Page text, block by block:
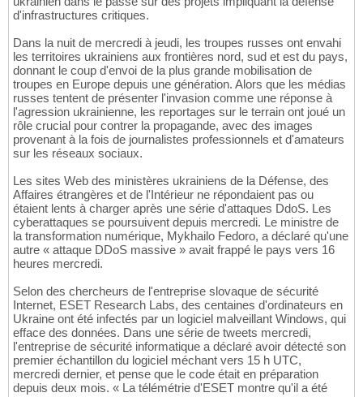
d'infrastructures critiques.
Dans la nuit de mercredi à jeudi, les troupes russes ont envahi
les territoires ukrainiens aux frontières nord, sud et est du pays,
donnant le coup d'envoi de la plus grande mobilisation de
troupes en Europe depuis une génération. Alors que les médias
russes tentent de présenter l'invasion comme une réponse à
l'agression ukrainienne, les reportages sur le terrain ont joué un
rôle crucial pour contrer la propagande, avec des images
provenant à la fois de journalistes professionnels et d'amateurs
sur les réseaux sociaux.
Les sites Web des ministères ukrainiens de la Défense, des
Affaires étrangères et de l'Intérieur ne répondaient pas ou
étaient lents à charger après une série d'attaques DdoS. Les
cyberattaques se poursuivent depuis mercredi. Le ministre de
la transformation numérique, Mykhailo Fedoro, a déclaré qu'une
autre « attaque DDoS massive » avait frappé le pays vers 16
heures mercredi.
Selon des chercheurs de l'entreprise slovaque de sécurité
Internet, ESET Research Labs, des centaines d'ordinateurs en
Ukraine ont été infectés par un logiciel malveillant Windows, qui
efface des données. Dans une série de tweets mercredi,
l'entreprise de sécurité informatique a déclaré avoir détecté son
premier échantillon du logiciel méchant vers 15 h UTC,
mercredi dernier, et pense que le code était en préparation
depuis deux mois. « La télémétrie d'ESET montre qu'il a été